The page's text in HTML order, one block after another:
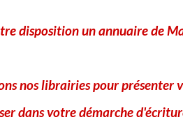
disposition un annuaire de
nos librairies pour présenter
dans votre démarche